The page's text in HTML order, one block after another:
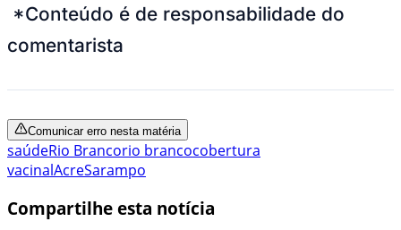
*Conteúdo é de responsabilidade do
comentarista
Comunicar erro nesta matéria
saúdeRio Brancorio brancocobertura
vacinalAcreSarampo
Compartilhe esta notícia